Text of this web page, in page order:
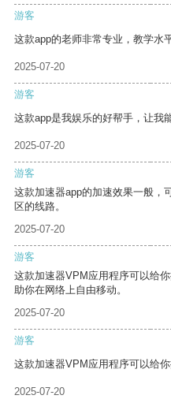
游客
这款app的老师非常专业，教学水
2025-07-20
游客
这款app是我娱乐的好帮手，让我
2025-07-20
游客
这款加速器app的加速效果一般，
区的线路。
2025-07-20
游客
这款加速器VPM应用程序可以给
助你在网络上自由移动。
2025-07-20
游客
这款加速器VPM应用程序可以给
2025-07-20